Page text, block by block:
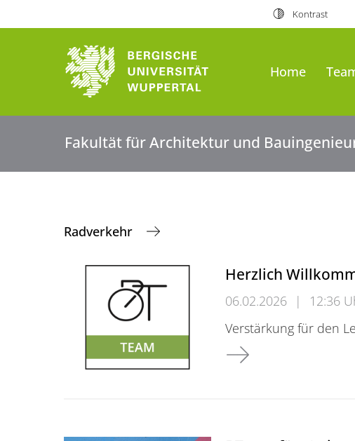
Kontrast
Home
Fakultät für Architektur und
Radverkehr
Herzlich
06.02.2026 |
12:36
Verstärkung für den
Herzlich Willkommen